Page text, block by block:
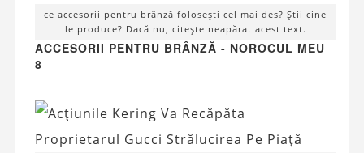
ce accesorii pentru brânză folosești cel mai des? Știi cine
le produce? Dacă nu, citește neapărat acest text.
ACCESORII PENTRU BRÂNZĂ - NOROCUL MEU
8